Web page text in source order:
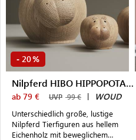
- 20%
Nilpferd HIBO HIPPOPOTAMUS
ab 79 € UVP 99 € | WOUD
Unterschiedlich große, lustige
Nilpferd Tierfiguren aus hellem
Eichenholz mit beweglichem